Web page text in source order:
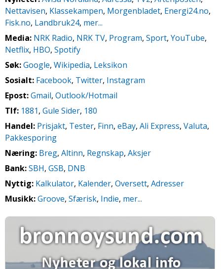
Nettavisen, Klassekampen, Morgenbladet, Energi24.no,
Fisk.no, Landbruk24, mer...
Media: NRK Radio, NRK TV, Program, Sport, YouTube,
Netflix, HBO, Spotify
Søk:Google, Wikipedia, Leksikon
Sosialt: Facebook, Twitter, Instagram
Epost:Gmail, Outlook/Hotmail
Tlf: 1881, Gule Sider, 180
Handel: Prisjakt, Tester, Finn, eBay, Ali Express, Valuta,
Pakkesporing
Næring: Breg, Altinn, Regnskap, Aksjer
Bank:SBH, GSB, DNB
Nyttig: Kalkulator, Kalender, Oversett, Adresser
Musikk:Groove, Sfærisk, Indie, mer...